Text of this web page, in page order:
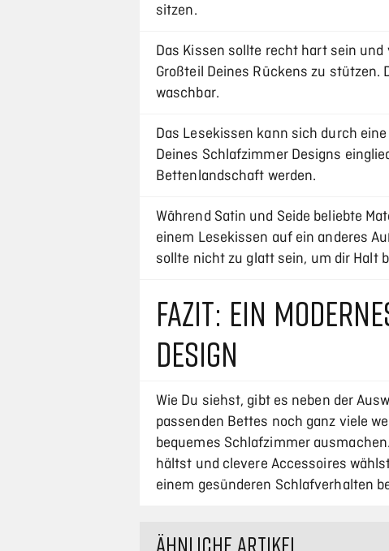
sitzen.
Das Kissen sollte recht hart sein
Großteil Deines Rückens zu
waschbar.
Das Lesekissen kann sich durch
Deines Schlafzimmer Designs
Bettenlandschaft werden.
Während Satin und Seide beliebte
einem Lesekissen auf ein anderes
sollte nicht zu glatt sein, um dir Halt
FAZIT: EIN
DESIGN
Wie Du siehst, gibt es neben der
passenden Bettes noch ganz viele
bequemes Schlafzimmer
hältst und clevere Accessoires
einem gesünderen Schlafverhalten
ÄHNLICHE ARTIKEL